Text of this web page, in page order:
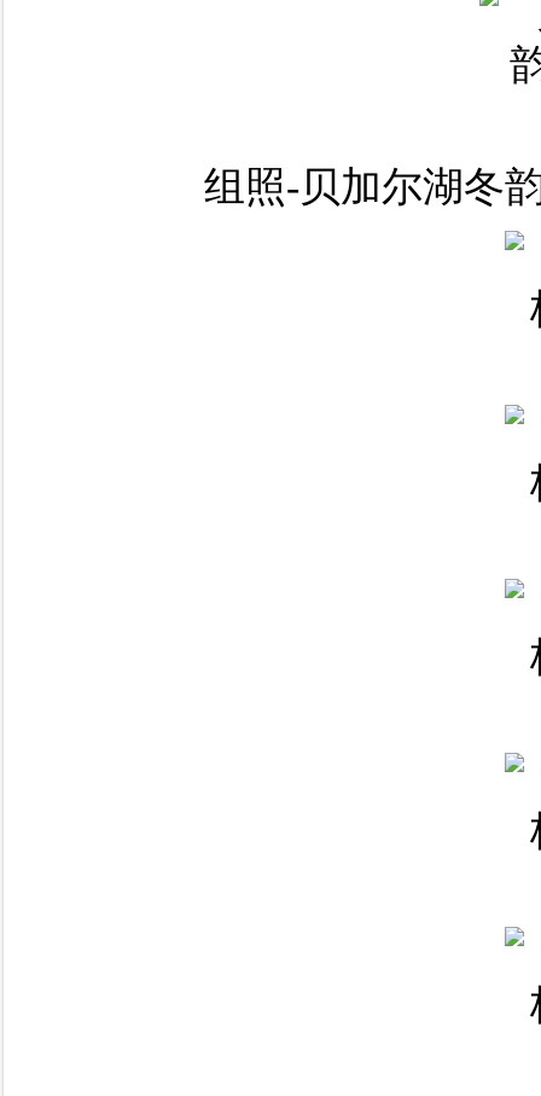
组照-贝加尔湖冬